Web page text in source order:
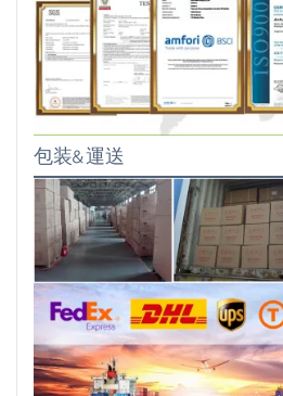
包装&運送